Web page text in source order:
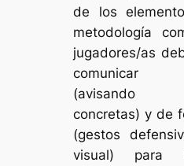
de los
metodología
jugadores/as
comunicar
(avisando
concretas) y de
(gestos
visual) para